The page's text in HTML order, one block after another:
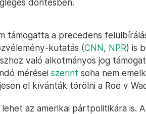
döntésben.
támogatta a precedens
kutatás (CNN, NPR) is
való alkotmányos jog
mérései szerint soha nem
el kívánták törölni a Roe v
az amerikai pártpolitikára is.